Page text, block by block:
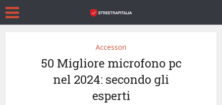
Accessori
50 Migliore microfono pc
nel 2024: secondo gli
esperti